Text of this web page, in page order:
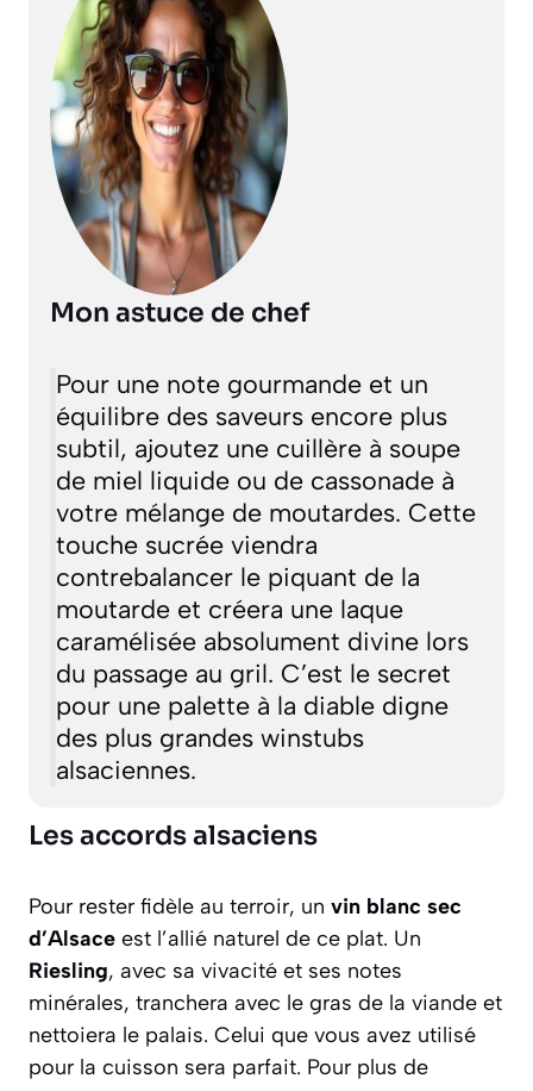
Mon astuce de chef
Pour une note gourmande et un
équilibre des saveurs encore plus
subtil, ajoutez une cuillère à soupe
de miel liquide ou de cassonade à
votre mélange de moutardes. Cette
touche sucrée viendra
contrebalancer le piquant de la
moutarde et créera une laque
caramélisée absolument divine lors
du passage au gril. C’est le secret
pour une palette à la diable digne
des plus grandes winstubs
alsaciennes.
Les accords alsaciens
Pour rester fidèle au terroir, un vin blanc sec
d’Alsace est l’allié naturel de ce plat. Un
Riesling, avec sa vivacité et ses notes
minérales, tranchera avec le gras de la viande et
nettoiera le palais. Celui que vous avez utilisé
pour la cuisson sera parfait. Pour plus de